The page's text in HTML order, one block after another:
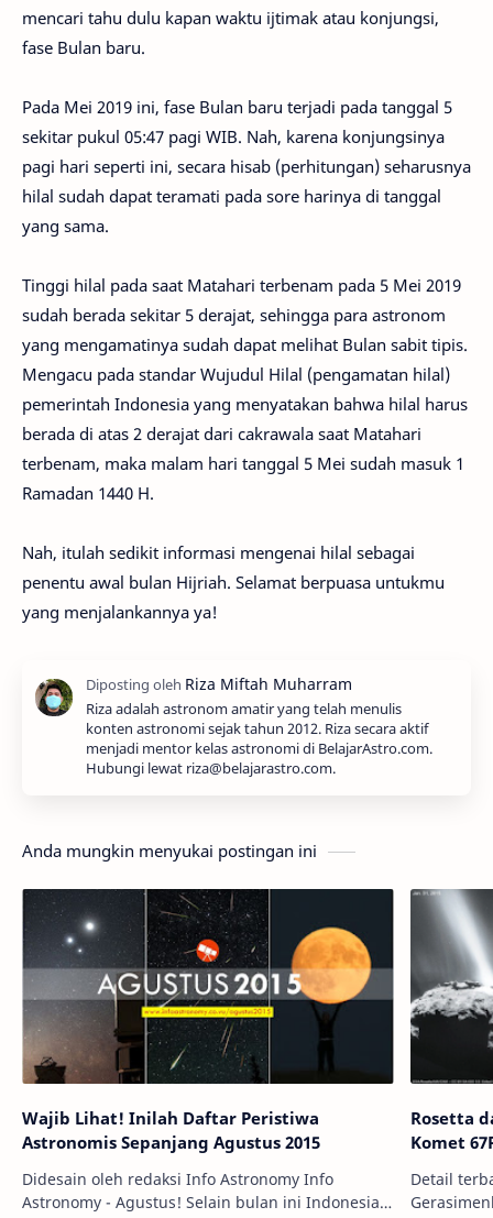
mencari tahu dulu kapan waktu ijtimak atau konjungsi,
fase Bulan baru.
Pada Mei 2019 ini, fase Bulan baru terjadi pada tanggal 5
sekitar pukul 05:47 pagi WIB. Nah, karena konjungsinya
pagi hari seperti ini, secara hisab (perhitungan) seharusnya
hilal sudah dapat teramati pada sore harinya di tanggal
yang sama.
Tinggi hilal pada saat Matahari terbenam pada 5 Mei 2019
sudah berada sekitar 5 derajat, sehingga para astronom
yang mengamatinya sudah dapat melihat Bulan sabit tipis.
Mengacu pada standar Wujudul Hilal (pengamatan hilal)
pemerintah Indonesia yang menyatakan bahwa hilal harus
berada di atas 2 derajat dari cakrawala saat Matahari
terbenam, maka malam hari tanggal 5 Mei sudah masuk 1
Ramadan 1440 H.
Nah, itulah sedikit informasi mengenai hilal sebagai
penentu awal bulan Hijriah. Selamat berpuasa untukmu
yang menjalankannya ya!
Riza adalah astronom amatir yang telah menulis
konten astronomi sejak tahun 2012. Riza secara aktif
menjadi mentor kelas astronomi di BelajarAstro.com.
Hubungi lewat riza@belajarastro.com.
Anda mungkin menyukai postingan ini
Wajib Lihat! Inilah Daftar Peristiwa
Astronomis Sepanjang Agustus 2015
Didesain oleh redaksi Info Astronomy Info
Astronomy - Agustus! Selain bulan ini Indonesia
Rosetta
Komet
Detail
Gerasimenko).